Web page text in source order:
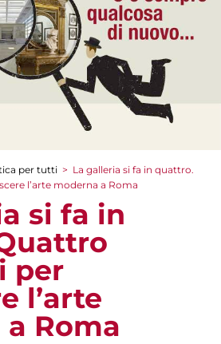
per tutti > La galleria si fa in quattro.
l’arte moderna a Roma
si fa in
per
l’arte
Roma